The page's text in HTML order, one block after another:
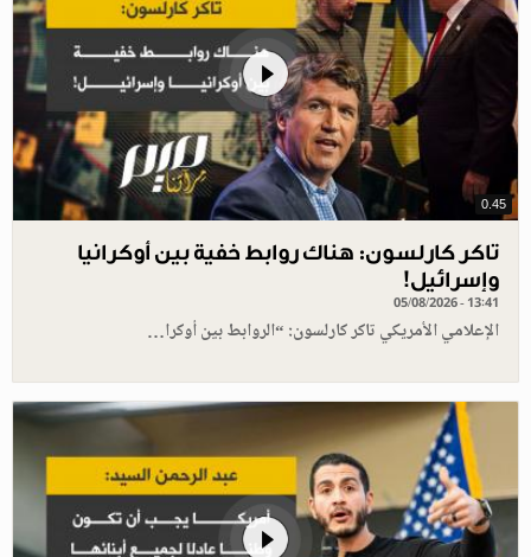
0.45
تاكر كارلسون: هناك روابط خفية بين أوكرانيا
وإسرائيل!
05/08/2026 - 13:41
الإعلامي الأمريكي تاكر كارلسون: “الروابط بين أوكرا…